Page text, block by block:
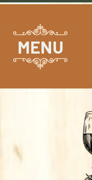
MENU